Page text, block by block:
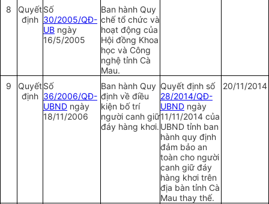
8
Quyết
định
Số
30/2005/QĐ-
UB ngày
16/5/2005
Ban hành Quy
chế tổ chức và
hoạt động của
Hội đồng Khoa
học và Công
nghệ tỉnh Cà
Mau.
9
Quyết
định
Số
36/2006/QĐ-
UBND ngày
18/11/2006
Ban hành Quy
định về điều
kiện bố trí
người canh giữ
đáy hàng khơi.
Quyết định số
28/2014/QĐ-
UBND ngày
11/11/2014 của
UBND tỉnh ban
hành quy định
đảm bảo an
toàn cho người
canh giữ đáy
hàng khơi trên
địa bàn tỉnh Cà
Mau thay thế.
20/11/2014